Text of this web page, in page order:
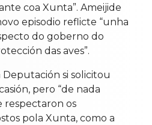
coa Xunta”. Ameijide
episodio reflicte “unha
do goberno do
das aves”.
si solicitou
pero “de nada
respectaron os
pola Xunta, como a